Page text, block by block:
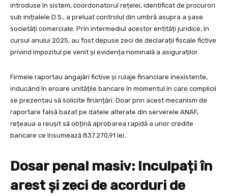
introduse în sistem, coordonatorul rețelei, identificat de procurori
sub inițialele D.S., a preluat controlul din umbră asupra a șase
societăți comerciale. Prin intermediul acestor entități juridice, în
cursul anului 2025, au fost depuse zeci de declarații fiscale fictive
privind impozitul pe venit și evidența nominală a asiguraților.
Firmele raportau angajări fictive și rulaje financiare inexistente,
inducând în eroare unitățile bancare în momentul în care complicii
se prezentau să solicite finanțări. Doar prin acest mecanism de
raportare falsă bazat pe datele alterate din serverele ANAF,
rețeaua a reușit să obțină aprobarea rapidă a unor credite
bancare ce însumează 837.270,91 lei.
Dosar penal masiv: Inculpați în
arest și zeci de acorduri de